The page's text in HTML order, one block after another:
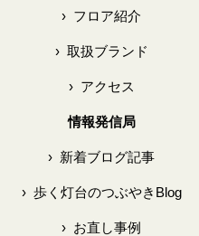
› フロア紹介
›取扱ブランド
›アクセス
情報発信局
› 新着ブログ記事
›歩く灯台のつぶやきBlog
› お直し事例